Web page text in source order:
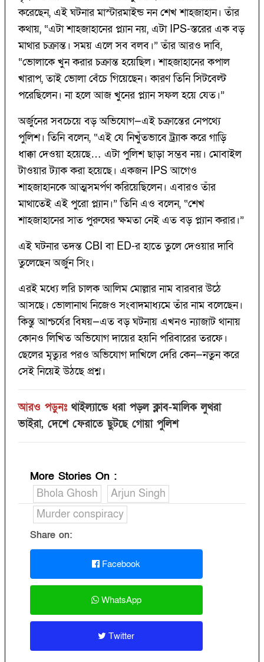
করেছেন, এই ঘটনার মাস্টারমাইন্ড নন শেখ শাহজাহান। তাঁর
কথায়, “এটা শাহজাহানের প্ল্যান নয়, এটা IPS-স্তরের এক বড়
মাথার চক্রান্ত। সময় এলে সব বলব।” তাঁর আরও দাবি,
“ভোলাকে খুন করার চক্রান্ত হয়েছিল। শাহজাহানের কপাল
খারাপ, তাই ভোলা বেঁচে গিয়েছেন। কারণ তিনি সিটবেল্ট
পরেছিলেন। না হলে আজ খুনের প্ল্যান সফল হয়ে যেত।”
অর্জুনের সবচেয়ে বড় অভিযোগ—এই চক্রান্তের নেপথ্যে
পুলিশ। তিনি বলেন, “এই যে নিখুঁতভাবে ট্র্যাক করে গাড়ি
ধাক্কা দেওয়া হয়েছে… এটা পুলিশ ছাড়া সম্ভব নয়। মোবাইল
টাওয়ার ট্যাক করা হয়েছে। একজন IPS আগেও
শাহজাহানকে আত্মসমর্পণ করিয়েছিলেন। এবারও তাঁর
মাথাতেই এই পুরো প্ল্যান।” তিনি এও বলেন, “শেখ
শাহজাহানের সাত পুরুষের ক্ষমতা নেই এত বড় প্ল্যান করার।”
এই ঘটনার তদন্ত CBI বা ED-র হাতে তুলে দেওয়ার দাবি
তুলেছেন অর্জুন সিং।
এরই মধ্যে লরি চালক আলিম মোল্লার নাম বারবার উঠে
আসছে। ভোলানাথ নিজেও সংবাদমাধ্যমে তাঁর নাম বলেছেন।
কিন্তু আশ্চর্যের বিষয়—এত বড় ঘটনায় এখনও ন্যাজাট থানায়
কোনও লিখিত অভিযোগ দায়ের হয়নি পরিবারের তরফে।
ছেলের মৃত্যুর পরও অভিযোগ দাখিলে দেরি কেন—নতুন করে
সেই নিয়েই উঠছে প্রশ্ন।
আরও পড়ুনঃ থাইল্যান্ডে ধরা পড়ল ক্লাব-মালিক লুথরা
ভাইরা, দেশে ফেরাতে ছুটছে গোয়া পুলিশ
More Stories On :
Bhola Ghosh
Arjun Singh
Murder conspiracy
Share on:
Facebook
WhatsApp
Twitter